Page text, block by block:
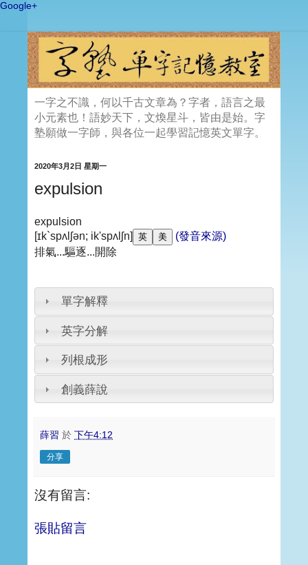
Google+
一字之不識，何以千古文章為？字者，語言之最
小元素也！語妙天下，文煥星斗，皆由是始。字
塾願做一字師，與各位一起學習記憶英文單字。
2020年3月2日 星期一
expulsion
expulsion
[ɪk`spʌlʃən; ik'spʌlʃn]
(發音來源)
排氣...驅逐...開除
單字解釋
英字分解
列根成形
創義薛說
薛習 於 下午4:12
分享
沒有留言:
張貼留言